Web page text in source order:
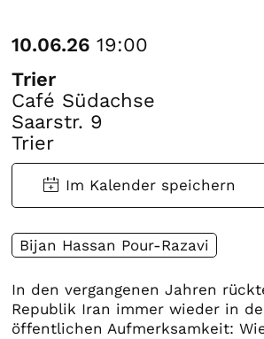
10.06.26 19:00
Trier
Café Südachse
Saarstr. 9
Trier
Bijan Hassan Pour-Razavi
In den vergangenen Jahren
Republik Iran immer wieder in
öffentlichen Aufmerksamkeit: